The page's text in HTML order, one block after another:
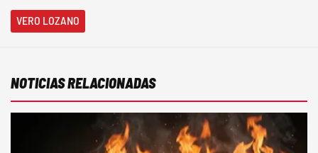
VERO LOZANO
NOTICIAS RELACIONADAS